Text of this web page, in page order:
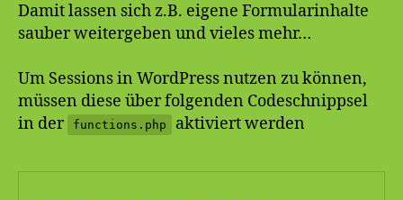
Damit lassen sich z.B. eigene Formularinhalte
sauber weitergeben und vieles mehr…
Um Sessions in WordPress nutzen zu können,
müssen diese über folgenden Codeschnippsel
in der
functions.php aktiviert werden